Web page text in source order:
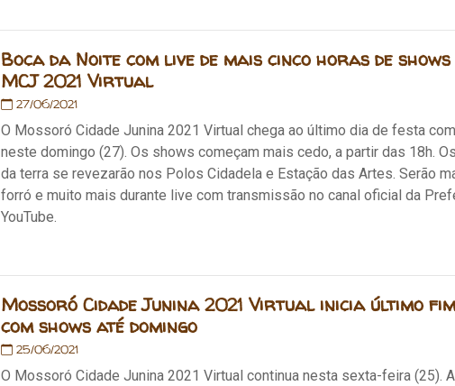
Boca da Noite com live de mais cinco horas de
MCJ 2021 Virtual
27/06/2021
O Mossoró Cidade Junina 2021 Virtual chega ao último dia de festa
neste domingo (27). Os shows começam mais cedo, a partir das 18h.
da terra se revezarão nos Polos Cidadela e Estação das Artes. Serão
forró e muito mais durante live com transmissão no canal oficial da
YouTube.
Mossoró Cidade Junina 2021 Virtual inicia último
com shows até domingo
25/06/2021
O Mossoró Cidade Junina 2021 Virtual continua nesta sexta-feira (25).